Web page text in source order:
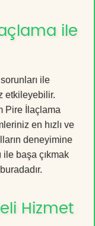
ile
ile
etkileyebilir.
Pire İlaçlama
en hızlı ve
deneyimine
başa çıkmak
Hizmet